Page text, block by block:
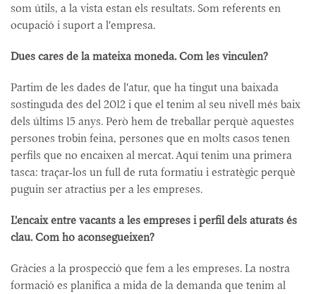
som útils, a la vista estan els resultats. Som referents en
ocupació i suport a l'empresa.
Dues cares de la mateixa moneda. Com les vinculen?
Partim de les dades de l'atur, que ha tingut una baixada
sostinguda des del 2012 i que el tenim al seu nivell més baix
dels últims 15 anys. Però hem de treballar perquè aquestes
persones trobin feina, persones que en molts casos tenen
perfils que no encaixen al mercat. Aquí tenim una primera
tasca: traçar-los un full de ruta formatiu i estratègic perquè
puguin ser atractius per a les empreses.
L'encaix entre vacants a les empreses i perfil dels aturats és
clau. Com ho aconsegueixen?
Gràcies a la prospecció que fem a les empreses. La nostra
formació es planifica a mida de la demanda que tenim al